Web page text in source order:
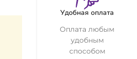
Удобная оплата
Оплата любым
удобным
способом